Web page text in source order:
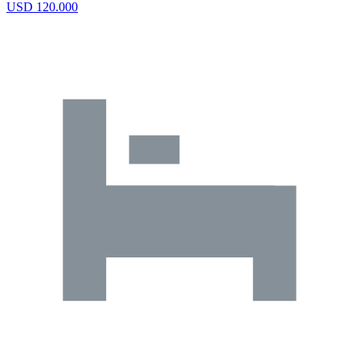
USD 120.000